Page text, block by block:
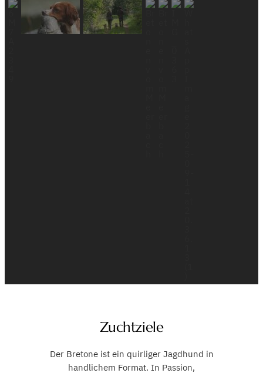
Zuchtziele
Der Bretone ist ein quirliger Jagdhund in
handlichem Format. In Passion,